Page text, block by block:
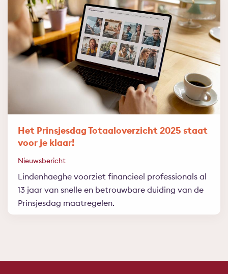
Het Prinsjesdag Totaaloverzicht 2025 staat
voor je klaar!
Nieuwsbericht
Lindenhaeghe voorziet financieel professionals al
13 jaar van snelle en betrouwbare duiding van de
Prinsjesdag maatregelen.